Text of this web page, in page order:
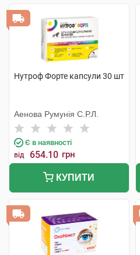
Нутроф Форте капсули 30 шт
Аенова Румунія С.Р.Л.
Є в наявності
від 654.10 грн
КУПИТИ